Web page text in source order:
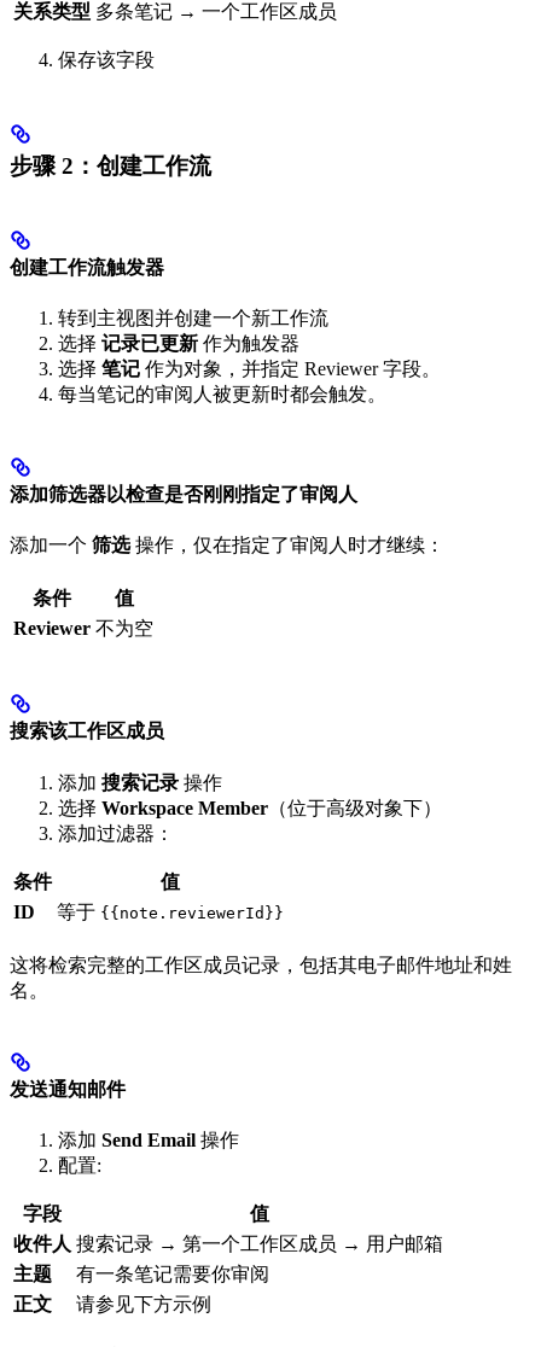
关系类型 多条笔记 → 一个工作区成员
保存该字段
步骤 2：创建工作流
创建工作流触发器
转到主视图并创建一个新工作流
选择 记录已更新 作为触发器
选择 笔记 作为对象，并指定 Reviewer 字段。
每当笔记的审阅人被更新时都会触发。
添加筛选器以检查是否刚刚指定了审阅人
添加一个 筛选操作，仅在指定了审阅人时才继续：
条件
值
Reviewer 不为空
搜索该工作区成员
添加 搜索记录 操作
选择 Workspace Member （位于高级对象下）
添加过滤器：
条件
值
ID
等于 {{note.reviewerId}}
这将检索完整的工作区成员记录，包括其电子邮件地址和姓
名。
发送通知邮件
添加 Send Email 操作
配置:
字段
值
收件人 搜索记录 → 第一个工作区成员 → 用户邮箱
主题
有一条笔记需要你审阅
正文
请参见下方示例